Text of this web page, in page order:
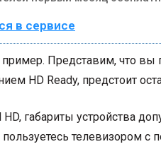
в сервисе
Представим, что вы
HD Ready, предстоит
габариты устройства
телевизором с